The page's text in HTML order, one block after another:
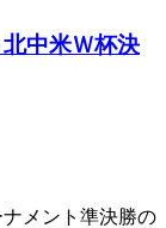
中米Ｗ杯決
メント準決勝の